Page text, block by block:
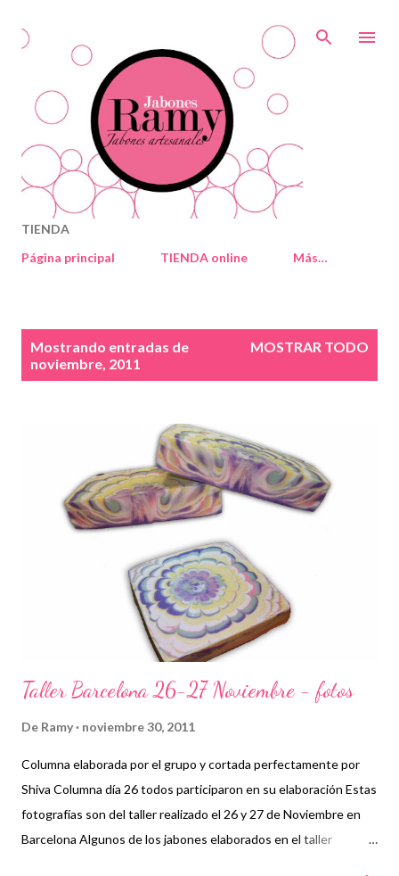
TIENDA
Página principal
TIENDA online Más…
Mostrando entradas de
noviembre, 2011
MOSTRAR TODO
Taller Barcelona 26-27 Noviembre - fotos
De Ramy noviembre 30, 2011
Columna elaborada por el grupo y cortada perfectamente por
Shiva Columna día 26 todos participaron en su elaboración Estas
fotografías son del taller realizado el 26 y 27 de Noviembre en
Barcelona Algunos de los jabones elaborados en el taller